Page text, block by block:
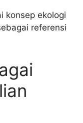
konsep ekologi
referensi